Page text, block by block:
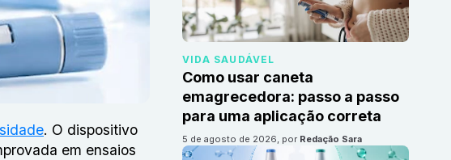
. O dispositivo
em ensaios
VIDA SAUDÁVEL
Como usar caneta
emagrecedora: passo a passo
para uma aplicação correta
5 de agosto de 2026, por Redação Sara